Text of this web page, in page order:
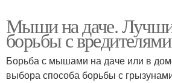
Мыши на даче.
борьбы с вредителями
Борьба с мышами на даче или в
выбора способа борьбы с